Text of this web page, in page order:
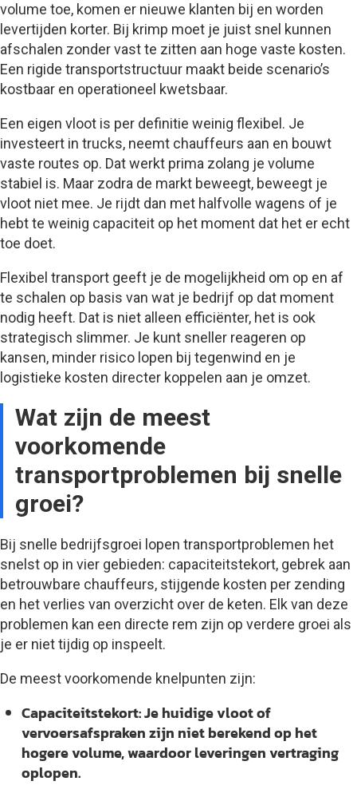
volume toe, komen er nieuwe klanten bij en worden
levertijden korter. Bij krimp moet je juist snel kunnen
afschalen zonder vast te zitten aan hoge vaste kosten.
Een rigide transportstructuur maakt beide scenario’s
kostbaar en operationeel kwetsbaar.
Een eigen vloot is per definitie weinig flexibel. Je
investeert in trucks, neemt chauffeurs aan en bouwt
vaste routes op. Dat werkt prima zolang je volume
stabiel is. Maar zodra de markt beweegt, beweegt je
vloot niet mee. Je rijdt dan met halfvolle wagens of je
hebt te weinig capaciteit op het moment dat het er echt
toe doet.
Flexibel transport geeft je de mogelijkheid om op en af
te schalen op basis van wat je bedrijf op dat moment
nodig heeft. Dat is niet alleen efficiënter, het is ook
strategisch slimmer. Je kunt sneller reageren op
kansen, minder risico lopen bij tegenwind en je
logistieke kosten directer koppelen aan je omzet.
Wat zijn de meest
voorkomende
transportproblemen bij snelle
groei?
Bij snelle bedrijfsgroei lopen transportproblemen het
snelst op in vier gebieden: capaciteitstekort, gebrek aan
betrouwbare chauffeurs, stijgende kosten per zending
en het verlies van overzicht over de keten. Elk van deze
problemen kan een directe rem zijn op verdere groei als
je er niet tijdig op inspeelt.
De meest voorkomende knelpunten zijn:
Capaciteitstekort:Je huidige vloot of
vervoersafspraken zijn niet berekend op het
hogere volume, waardoor leveringen vertraging
oplopen.